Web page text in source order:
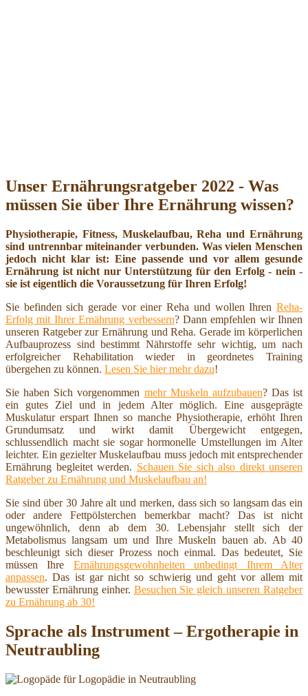
Unser Ernährungsratgeber 2022 - Was
müssen Sie über Ihre Ernährung wissen?
Physiotherapie, Fitness, Muskelaufbau, Reha und Ernährung
sind untrennbar miteinander verbunden. Was vielen Menschen
jedoch nicht klar ist: Eine passende und vor allem gesunde
Ernährung ist nicht nur Unterstützung für den Erfolg - nein -
sie ist eigentlich die Voraussetzung für Ihren Erfolg!
Sie befinden sich gerade vor einer Reha und wollen Ihren Reha-
Erfolg mit Ihrer Ernährung verbessern? Dann empfehlen wir Ihnen
unseren Ratgeber zur Ernährung und Reha. Gerade im körperlichen
Aufbauprozess sind bestimmt Nährstoffe sehr wichtig, um nach
erfolgreicher Rehabilitation wieder in geordnetes Training
übergehen zu können. Lesen Sie hier mehr dazu!
Sie haben Sich vorgenommen mehr Muskeln aufzubauen? Das ist
ein gutes Ziel und in jedem Alter möglich. Eine ausgeprägte
Muskulatur erspart Ihnen so manche Physiotherapie, erhöht Ihren
Grundumsatz und wirkt damit Übergewicht entgegen,
schlussendlich macht sie sogar hormonelle Umstellungen im Alter
leichter. Ein gezielter Muskelaufbau muss jedoch mit entsprechender
Ernährung begleitet werden. Schauen Sie sich also direkt unseren
Ratgeber zu Ernährung und Muskelaufbau an!
Sie sind über 30 Jahre alt und merken, dass sich so langsam das ein
oder andere Fettpölsterchen bemerkbar macht? Das ist nicht
ungewöhnlich, denn ab dem 30. Lebensjahr stellt sich der
Metabolismus langsam um und Ihre Muskeln bauen ab. Ab 40
beschleunigt sich dieser Prozess noch einmal. Das bedeutet, Sie
müssen Ihre Ernährungsgewohnheiten unbedingt Ihrem Alter
anpassen. Das ist gar nicht so schwierig und geht vor allem mit
bewusster Ernährung einher. Besuchen Sie gleich unseren Ratgeber
zu Ernährung ab 30!
Sprache als Instrument – Ergotherapie in
Neutraubling